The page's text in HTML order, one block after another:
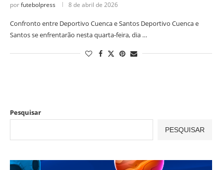
porfutebolpress 8 de abril de 2026
Confronto entre Deportivo Cuenca e Santos Deportivo Cuenca e
Santos se enfrentarão nesta quarta-feira, dia …
Pesquisar
PESQUISAR